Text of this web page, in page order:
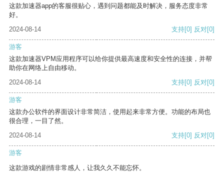
这款加速器app的客服很贴心，遇到问题都能及时解决，服务态度非常
好。
2024-08-14
支持[0] 反对[0]
游客
这款加速器VPM应用程序可以给你提供最高速度和安全性的连接，并帮
助你在网络上自由移动。
2024-08-14
支持[0] 反对[0]
游客
这款办公软件的界面设计非常简洁，使用起来非常方便。功能的布局也
很合理，一目了然。
2024-08-14
支持[0] 反对[0]
游客
这款游戏的剧情非常感人，让我久久不能忘怀。